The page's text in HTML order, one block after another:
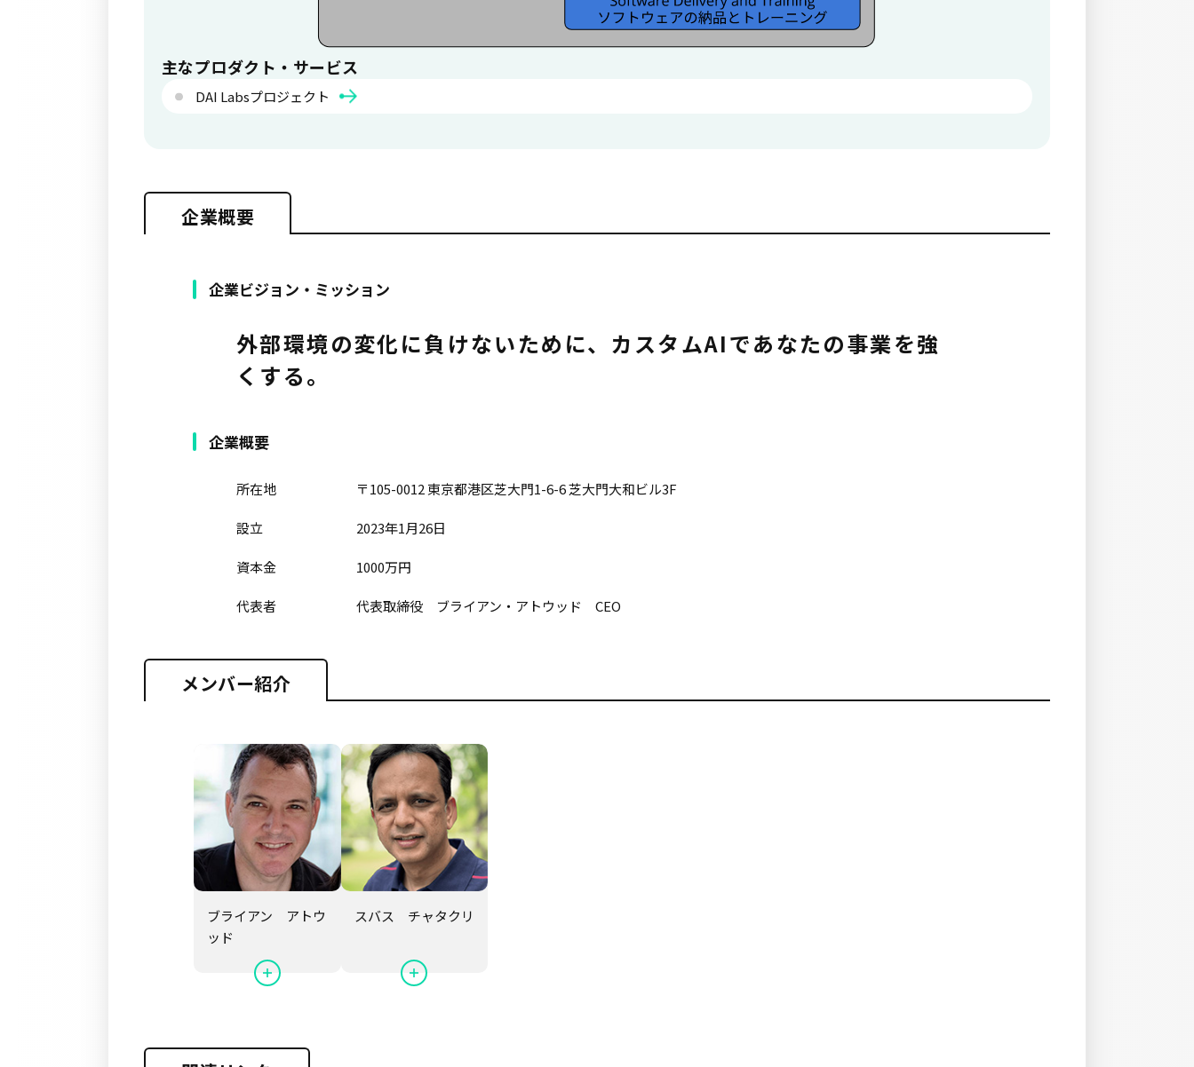
主なプロダクト・サービス
DAI Labsプロジェクト
企業概要
企業ビジョン・ミッション
外部環境の変化に負けないために、カスタムAIであなたの事業を強
くする。
企業概要
所在地 〒105-0012 東京都港区芝大門1-6-6 芝大門大和ビル3F
設立 2023年1月26日
資本金 1000万円
代表者 代表取締役 ブライアン・アトウッド CEO
メンバー紹介
ブライアン アトウ
ッド
スバス チャタクリ